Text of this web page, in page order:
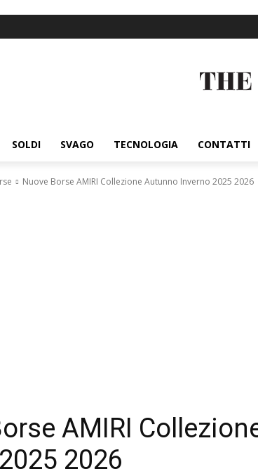
SOLDI SVAGO TECNOLOGIA CONTATTI
Nuove Borse AMIRI Collezione Autunno Inverno 2025 2026
AMIRI
2026